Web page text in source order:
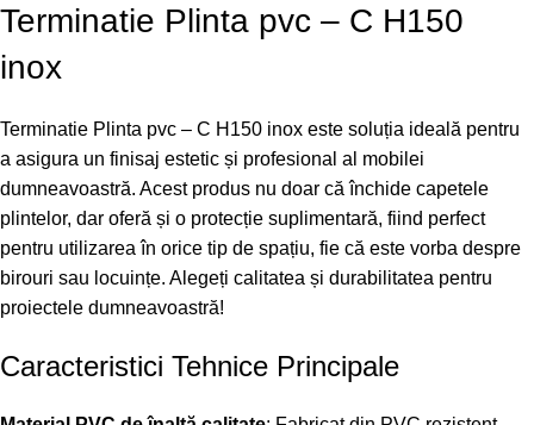
Terminatie Plinta pvc – C H150
inox
Terminatie Plinta pvc – C H150 inox este soluția ideală pentru
a asigura un finisaj estetic și profesional al mobilei
dumneavoastră. Acest produs nu doar că închide capetele
plintelor, dar oferă și o protecție suplimentară, fiind perfect
pentru utilizarea în orice tip de spațiu, fie că este vorba despre
birouri sau locuințe. Alegeți calitatea și durabilitatea pentru
proiectele dumneavoastră!
Caracteristici Tehnice Principale